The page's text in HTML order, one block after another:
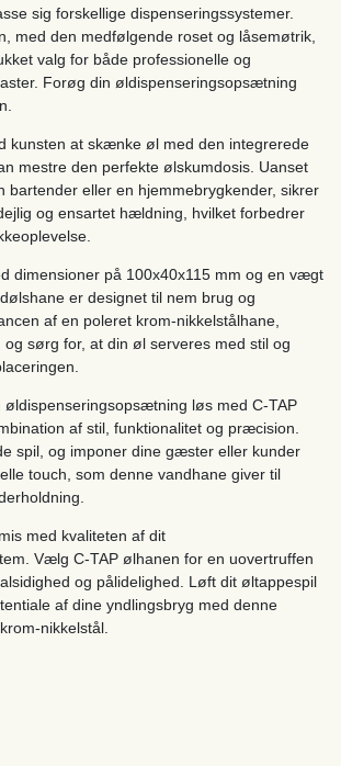
sig forskellige dispenseringssystemer.
med den medfølgende roset og låsemøtrik,
valg for både professionelle og
Forøg din øldispenseringsopsætning
kunsten at skænke øl med den integrerede
mestre den perfekte ølskumdosis. Uanset
bartender eller en hjemmebrygkender, sikrer
og ensartet hældning, hvilket forbedrer
dimensioner på 100x40x115 mm og en vægt
er designet til nem brug og
af en poleret krom-nikkelstålhane,
og sørg for, at din øl serveres med stil og
øldispenseringsopsætning løs med C-TAP
af stil, funktionalitet og præcision.
spil, og imponer dine gæster eller kunder
touch, som denne vandhane giver til
med kvaliteten af dit
Vælg C-TAP ølhanen for en uovertruffen
og pålidelighed. Løft dit øltappespil
af dine yndlingsbryg med denne
nikkelstål.